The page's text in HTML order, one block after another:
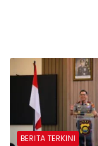
BERITA TERKINI